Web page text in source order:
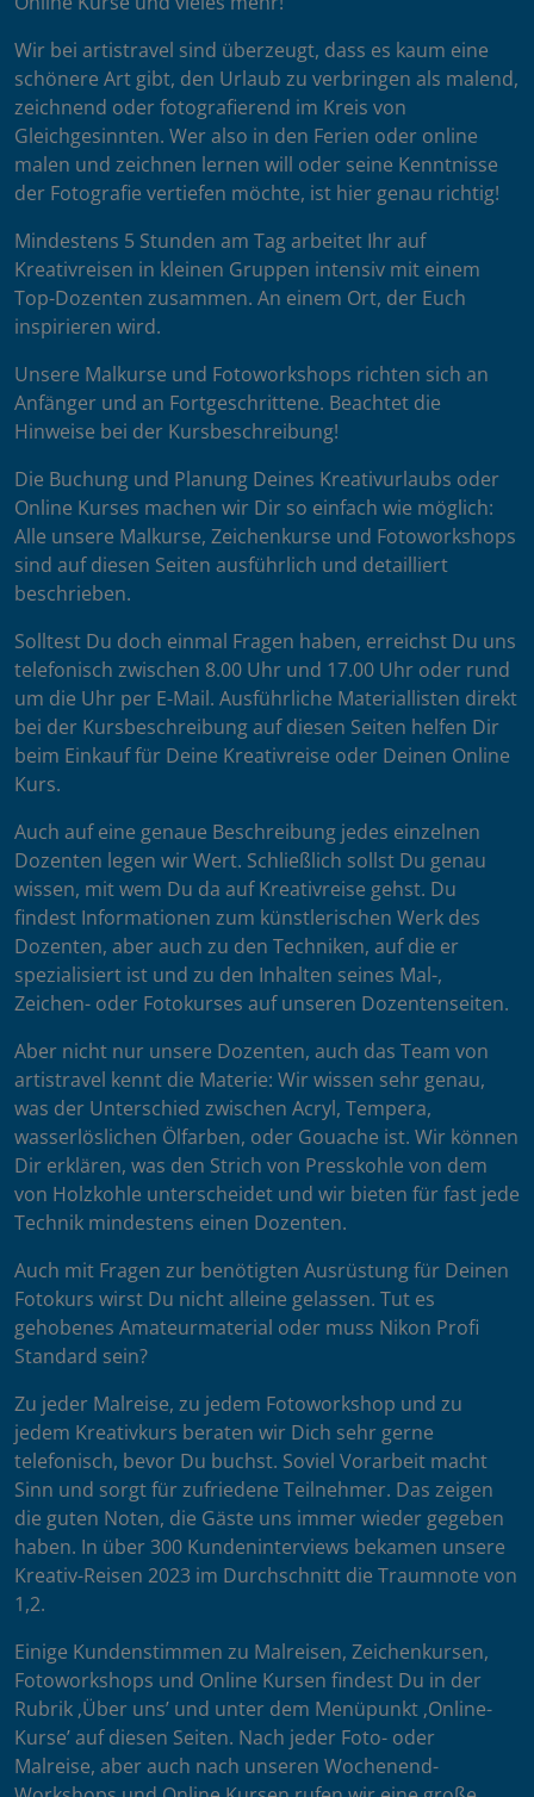
Wir bei artistravel sind überzeugt, dass es kaum eine
schönere Art gibt, den Urlaub zu verbringen als malend,
zeichnend oder fotografierend im Kreis von
Gleichgesinnten. Wer also in den Ferien oder online
malen und zeichnen lernen will oder seine Kenntnisse
der Fotografie vertiefen möchte, ist hier genau richtig!
Mindestens 5 Stunden am Tag arbeitet Ihr auf
Kreativreisen in kleinen Gruppen intensiv mit einem
Top-Dozenten zusammen. An einem Ort, der Euch
inspirieren wird.
Unsere Malkurse und Fotoworkshops richten sich an
Anfänger und an Fortgeschrittene. Beachtet die
Hinweise bei der Kursbeschreibung!
Die Buchung und Planung Deines Kreativurlaubs oder
Online Kurses machen wir Dir so einfach wie möglich:
Alle unsere Malkurse, Zeichenkurse und Fotoworkshops
sind auf diesen Seiten ausführlich und detailliert
beschrieben.
Solltest Du doch einmal Fragen haben, erreichst Du uns
telefonisch zwischen 8.00 Uhr und 17.00 Uhr oder rund
um die Uhr per E-Mail. Ausführliche Materiallisten direkt
bei der Kursbeschreibung auf diesen Seiten helfen Dir
beim Einkauf für Deine Kreativreise oder Deinen Online
Kurs.
Auch auf eine genaue Beschreibung jedes einzelnen
Dozenten legen wir Wert. Schließlich sollst Du genau
wissen, mit wem Du da auf Kreativreise gehst. Du
findest Informationen zum künstlerischen Werk des
Dozenten, aber auch zu den Techniken, auf die er
spezialisiert ist und zu den Inhalten seines Mal-,
Zeichen- oder Fotokurses auf unseren Dozentenseiten.
Aber nicht nur unsere Dozenten, auch das Team von
artistravel kennt die Materie: Wir wissen sehr genau,
was der Unterschied zwischen Acryl, Tempera,
wasserlöslichen Ölfarben, oder Gouache ist. Wir können
Dir erklären, was den Strich von Presskohle von dem
von Holzkohle unterscheidet und wir bieten für fast jede
Technik mindestens einen Dozenten.
Auch mit Fragen zur benötigten Ausrüstung für Deinen
Fotokurs wirst Du nicht alleine gelassen. Tut es
gehobenes Amateurmaterial oder muss Nikon Profi
Standard sein?
Zu jeder Malreise, zu jedem Fotoworkshop und zu
jedem Kreativkurs beraten wir Dich sehr gerne
telefonisch, bevor Du buchst. Soviel Vorarbeit macht
Sinn und sorgt für zufriedene Teilnehmer. Das zeigen
die guten Noten, die Gäste uns immer wieder gegeben
haben. In über 300 Kundeninterviews bekamen unsere
Kreativ-Reisen 2023 im Durchschnitt die Traumnote von
1,2.
Einige Kundenstimmen zu Malreisen, Zeichenkursen,
Fotoworkshops und Online Kursen findest Du in der
Rubrik ‚Über uns’ und unter dem Menüpunkt ‚Online-
Kurse’ auf diesen Seiten. Nach jeder Foto- oder
Malreise, aber auch nach unseren Wochenend-